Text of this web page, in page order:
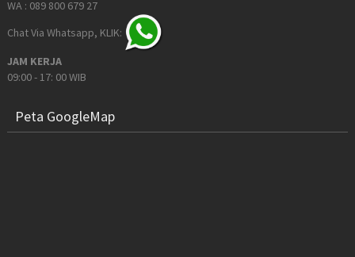
WA : 089 800 679 27
Chat Via Whatsapp, KLIK:
JAM KERJA
09:00 - 17: 00 WIB
Peta GoogleMap